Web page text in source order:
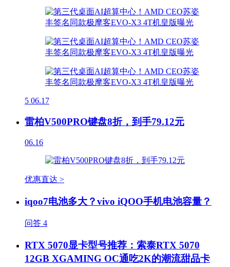
5 06.17
雷柏V500PRO键盘8折，到手79.12元
06.16
优惠直达 >
iqoo7电池多大？vivo iQOO手机电池容量？
问答 4
RTX 5070显卡型号推荐：索泰RTX 5070
12GB XGAMING OC通吃2K的潮流甜品卡